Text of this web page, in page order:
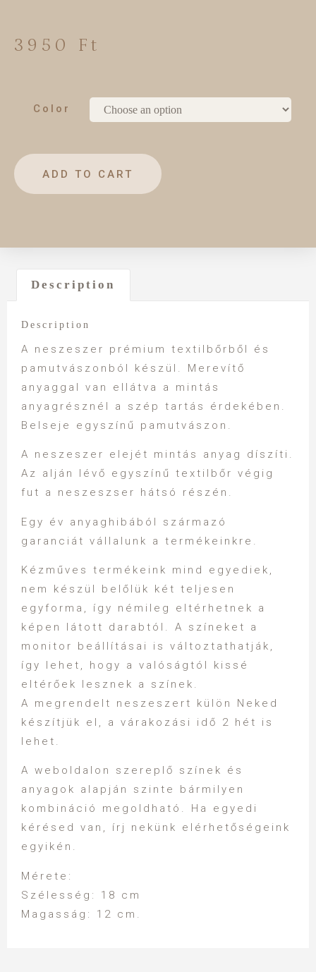
3950 Ft
Color
ADD TO CART
Description
Description
A neszeszer prémium textilbőrből és
pamutvászonból készül. Merevítő
anyaggal van ellátva a mintás
anyagrésznél a szép tartás érdekében.
Belseje egyszínű pamutvászon.
A neszeszer elejét mintás anyag díszíti.
Az alján lévő egyszínű textilbőr végig
fut a neszeszser hátsó részén.
Egy év anyaghibából származó
garanciát vállalunk a termékeinkre.
Kézműves termékeink mind egyediek,
nem készül belőlük két teljesen
egyforma, így némileg eltérhetnek a
képen látott darabtól. A színeket a
monitor beállításai is változtathatják,
így lehet, hogy a valóságtól kissé
eltérőek lesznek a színek.
A megrendelt neszeszert külön Neked
készítjük el, a várakozási idő 2 hét is
lehet.
A weboldalon szereplő színek és
anyagok alapján szinte bármilyen
kombináció megoldható. Ha egyedi
kérésed van, írj nekünk elérhetőségeink
egyikén.
Mérete:
Szélesség: 18 cm
Magasság: 12 cm.